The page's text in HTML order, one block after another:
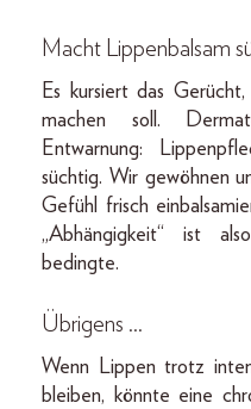
Macht Lippenbalsam
Es kursiert das Gerücht,
machen soll.
Entwarnung:
süchtig. Wir gewöhnen
Gefühl frisch
„Abhängigkeit“ ist
bedingte.
Übrigens …
Wenn Lippen trotz
bleiben, könnte eine